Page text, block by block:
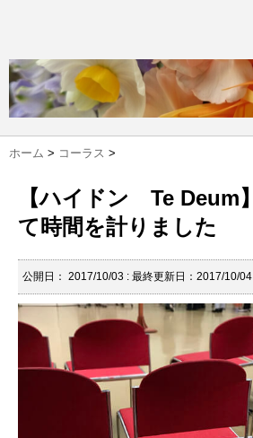
ホーム > コーラス >
【ハイドン Te Deum
て時間を計りました
公開日： 2017/10/03 : 最終更新日：2017/10/04